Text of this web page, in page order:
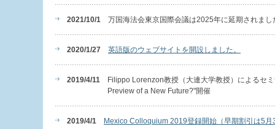
2021/10/1 万国海法会東京国際会議は2025年に延期されまし
2020/1/27 英語版のウェブサイトを開設しました。
2019/4/11
Filippo Lorenzon教授（大連大学教授）によるセ
Preview of a New Future?"開催
2019/4/1 Mexico Colloquium 2019登録開始（早期割引は5月